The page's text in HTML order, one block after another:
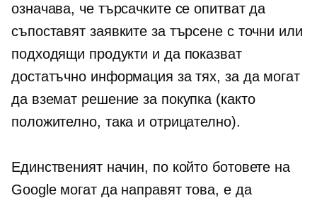
означава, че търсачките се опитват да
съпоставят заявките за търсене с точни или
подходящи продукти и да показват
достатъчно информация за тях, за да могат
да вземат решение за покупка (както
положително, така и отрицателно).
Единственият начин, по който ботовете на
Google могат да направят това, е да